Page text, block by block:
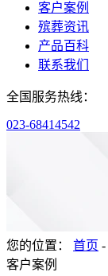
客户案例
殡葬资讯
产品百科
联系我们
全国服务热线：
023-68414542
您的位置： 首页 -
客户案例